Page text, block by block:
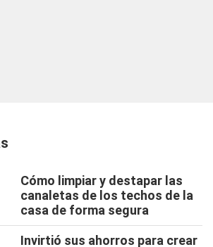
Cómo limpiar y destapar las
canaletas de los techos de la
casa de forma segura
Invirtió sus ahorros para crear